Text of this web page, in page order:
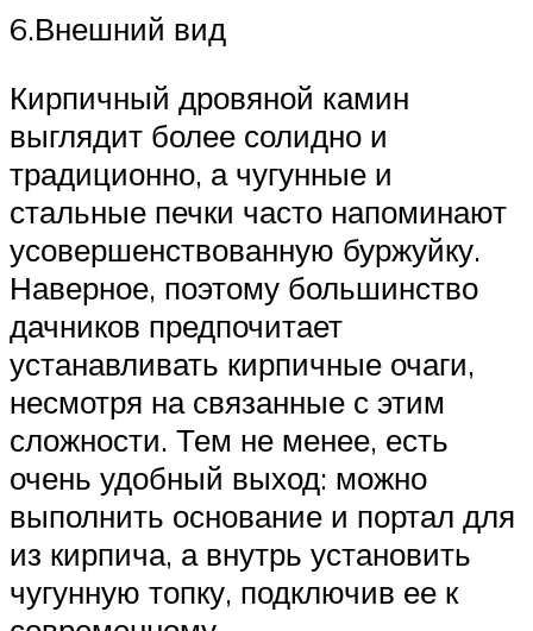
6.Внешний вид
Кирпичный дровяной камин
выглядит более солидно и
традиционно, а чугунные и
стальные печки часто напоминают
усовершенствованную буржуйку.
Наверное, поэтому большинство
дачников предпочитает
устанавливать кирпичные очаги,
несмотря на связанные с этим
сложности. Тем не менее, есть
очень удобный выход: можно
выполнить основание и портал для
из кирпича, а внутрь установить
чугунную топку, подключив ее к